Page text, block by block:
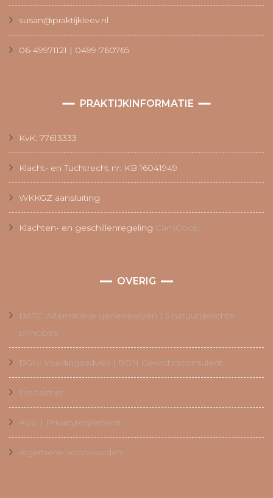
susan@praktijkleev.nl
06-49971121 | 0499-760765
PRAKTIJKINFORMATIE
KvK: 77613333
Klacht- en Tuchtrecht nr: KB 16041949
WKKGZ aansluiting
Klachten- en geschillenregeling CamCoop
OVERIG
BATC: Alternatieve geneeswijzen | 5 natuurgerichte
principes
BGN: Voedingsadvies | BGN Gewichtsconsulent
Disclaimer
AVG | Privacyreglement
Algemene voorwaarden